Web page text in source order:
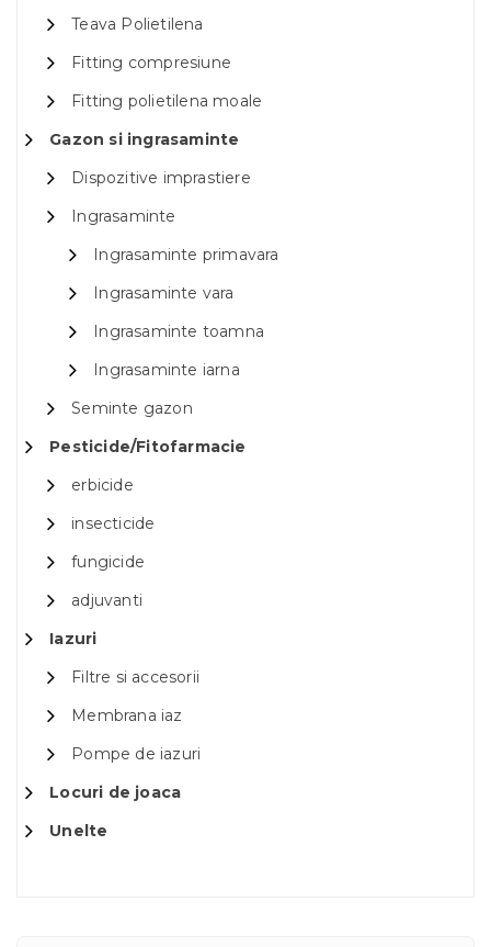
Teava Polietilena
Fitting compresiune
Fitting polietilena moale
Gazon si ingrasaminte
Dispozitive imprastiere
Ingrasaminte
Ingrasaminte primavara
Ingrasaminte vara
Ingrasaminte toamna
Ingrasaminte iarna
Seminte gazon
Pesticide/Fitofarmacie
erbicide
insecticide
fungicide
adjuvanti
Iazuri
Filtre si accesorii
Membrana iaz
Pompe de iazuri
Locuri de joaca
Unelte